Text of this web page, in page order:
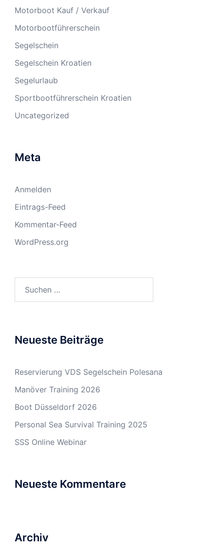
Motorboot Kauf / Verkauf
Motorbootführerschein
Segelschein
Segelschein Kroatien
Segelurlaub
Sportbootführerschein Kroatien
Uncategorized
Meta
Anmelden
Eintrags-Feed
Kommentar-Feed
WordPress.org
Neueste Beiträge
Reservierung VDS Segelschein Polesana
Manöver Training 2026
Boot Düsseldorf 2026
Personal Sea Survival Training 2025
SSS Online Webinar
Neueste Kommentare
Archiv